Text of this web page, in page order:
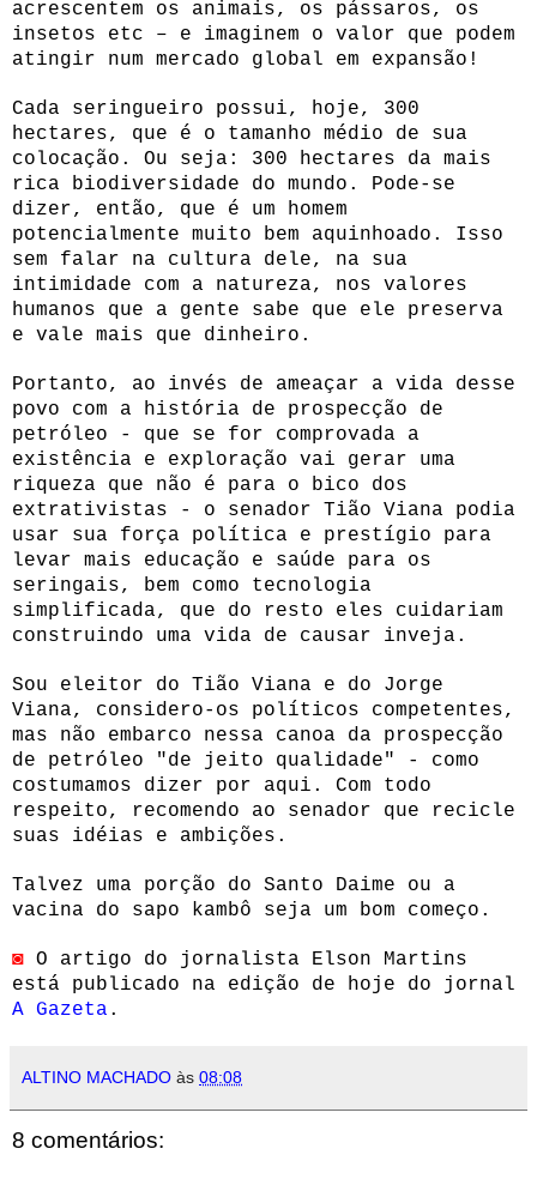
acrescentem os animais, os pássaros, os
insetos etc – e imaginem o valor que podem
atingir num mercado global em expansão!
Cada seringueiro possui, hoje, 300
hectares, que é o tamanho médio de sua
colocação. Ou seja: 300 hectares da mais
rica biodiversidade do mundo. Pode-se
dizer, então, que é um homem
potencialmente muito bem aquinhoado. Isso
sem falar na cultura dele, na sua
intimidade com a natureza, nos valores
humanos que a gente sabe que ele preserva
e vale mais que dinheiro.
Portanto, ao invés de ameaçar a vida desse
povo com a história de prospecção de
petróleo - que se for comprovada a
existência e exploração vai gerar uma
riqueza que não é para o bico dos
extrativistas - o senador Tião Viana podia
usar sua força política e prestígio para
levar mais educação e saúde para os
seringais, bem como tecnologia
simplificada, que do resto eles cuidariam
construindo uma vida de causar inveja.
Sou eleitor do Tião Viana e do Jorge
Viana, considero-os políticos competentes,
mas não embarco nessa canoa da prospecção
de petróleo "de jeito qualidade" - como
costumamos dizer por aqui. Com todo
respeito, recomendo ao senador que recicle
suas idéias e ambições.
Talvez uma porção do Santo Daime ou a
vacina do sapo kambô seja um bom começo.
◙ O artigo do jornalista Elson Martins
está publicado na edição de hoje do jornal
A Gazeta .
ALTINO MACHADO às 08:08
8 comentários: